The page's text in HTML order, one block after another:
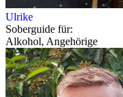
Ulrike
Soberguide für:
Alkohol, Angehörige